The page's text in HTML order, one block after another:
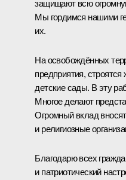
защищают всю
Мы гордимся нашими
их.
На освобождённых
предприятия,
детские сады. В эту
Многое делают
Огромный вклад
и религиозные
Благодарю всех
и патриотический